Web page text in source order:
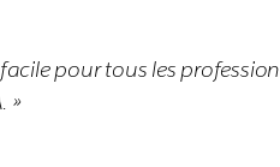
facile pour tous les
»